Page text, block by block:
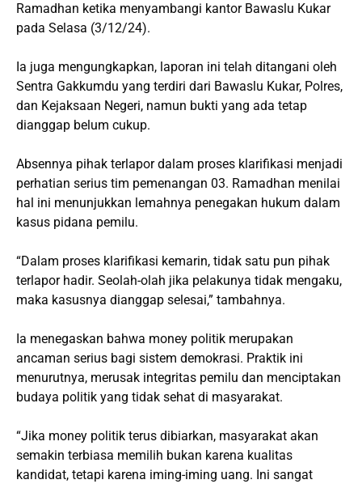
Ramadhan ketika menyambangi kantor Bawaslu Kukar
pada Selasa (3/12/24).
Ia juga mengungkapkan, laporan ini telah ditangani oleh
Sentra Gakkumdu yang terdiri dari Bawaslu Kukar, Polres,
dan Kejaksaan Negeri, namun bukti yang ada tetap
dianggap belum cukup.
Absennya pihak terlapor dalam proses klarifikasi menjadi
perhatian serius tim pemenangan 03. Ramadhan menilai
hal ini menunjukkan lemahnya penegakan hukum dalam
kasus pidana pemilu.
“Dalam proses klarifikasi kemarin, tidak satu pun pihak
terlapor hadir. Seolah-olah jika pelakunya tidak mengaku,
maka kasusnya dianggap selesai,” tambahnya.
Ia menegaskan bahwa money politik merupakan
ancaman serius bagi sistem demokrasi. Praktik ini
menurutnya, merusak integritas pemilu dan menciptakan
budaya politik yang tidak sehat di masyarakat.
“Jika money politik terus dibiarkan, masyarakat akan
semakin terbiasa memilih bukan karena kualitas
kandidat, tetapi karena iming-iming uang. Ini sangat